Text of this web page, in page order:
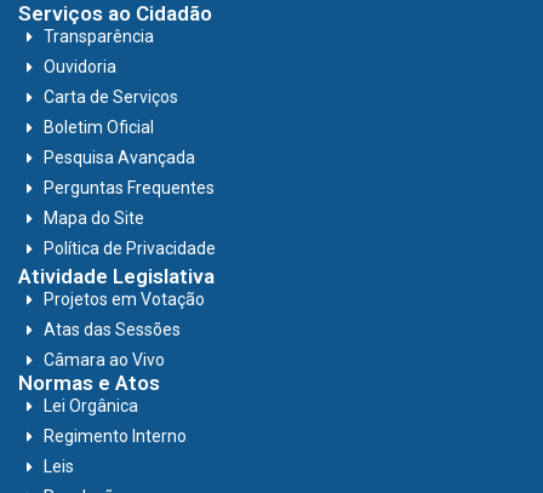
Serviços ao Cidadão
Transparência
Ouvidoria
Carta de Serviços
Boletim Oficial
Pesquisa Avançada
Perguntas Frequentes
Mapa do Site
Política de Privacidade
Atividade Legislativa
Projetos em Votação
Atas das Sessões
Câmara ao Vivo
Normas e Atos
Lei Orgânica
Regimento Interno
Leis